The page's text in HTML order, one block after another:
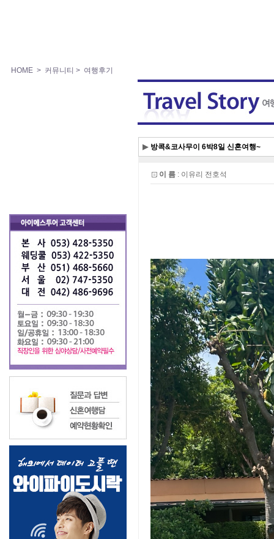
HOME > 커뮤니티 > 여행후기
▶ 방콕&코사무이 6박8일 신혼여행~
이 름 : 이유리 전호석